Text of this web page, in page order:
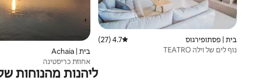
בית | פסתופירגוס דירוג ממוצע של 4.7 מתוך 5, 27 ביקורות
4.7 (27)
נוף לים של וילה TEATRO
בית | Achaia
אחוזת כריסטינה
ליהנות מהנוחות